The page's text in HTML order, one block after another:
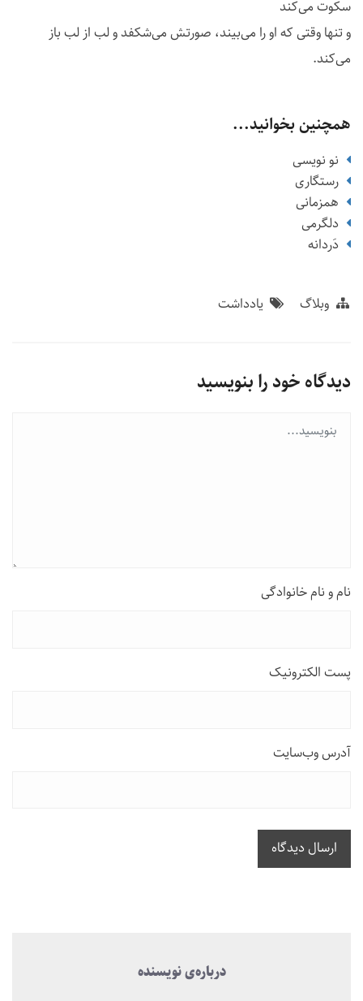
سکوت می‌کند
و تنها وقتی که او را می‌بیند، صورتش می‌شکفد و لب از لب باز
می‌کند.
همچنین بخوانید...
نو نویسی
رستگاری
همزمانی
دلگرمی
دَردانه
وبلاگ یادداشت
دیدگاه خود را بنویسید
نام و نام خانوادگی
پست الکترونیک
آدرس وب‌سایت
ارسال دیدگاه
درباره‌ی نویسنده